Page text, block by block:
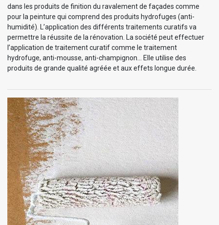
dans les produits de finition du ravalement de façades comme
pour la peinture qui comprend des produits hydrofuges (anti-
humidité). L’application des différents traitements curatifs va
permettre la réussite de la rénovation. La société peut effectuer
l’application de traitement curatif comme le traitement
hydrofuge, anti-mousse, anti-champignon… Elle utilise des
produits de grande qualité agréée et aux effets longue durée.